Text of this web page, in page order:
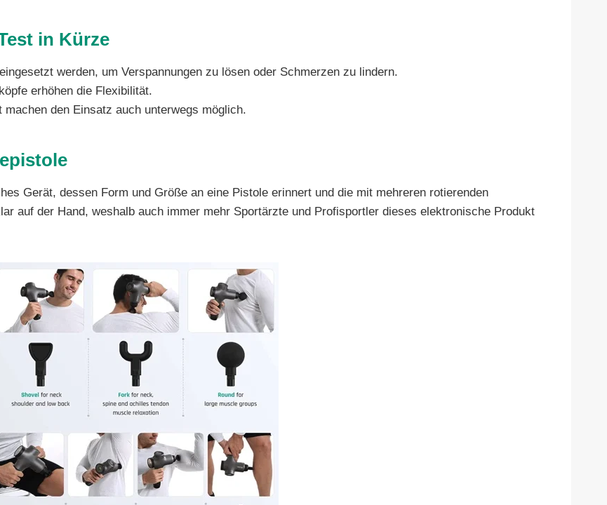
in Kürze
werden, um Verspannungen zu lösen oder Schmerzen zu lindern.
erhöhen die Flexibilität.
den Einsatz auch unterwegs möglich.
Gerät, dessen Form und Größe an eine Pistole erinnert und die mit mehreren rotierenden
auf der Hand, weshalb auch immer mehr Sportärzte und Profisportler dieses elektronische Produkt